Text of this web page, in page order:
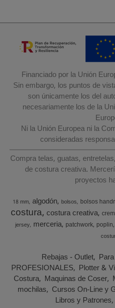
Financiado por la Unión
Sin embargo, los puntos de
son únicamente los del
necesariamente los de la
Ni la Unión Europea ni la
consideradas
Compra telas, guatas,
de costura creativa.
proyectos
18 mm algodón bolsos bolsos
costura costura creativa
jersey merceria patchwork poplin
Rebajas - Outlet
PROFESIONALES Plotter &
Costura Maquinas de Coser
mochilas Cursos On-Line y
Libros y Patrones